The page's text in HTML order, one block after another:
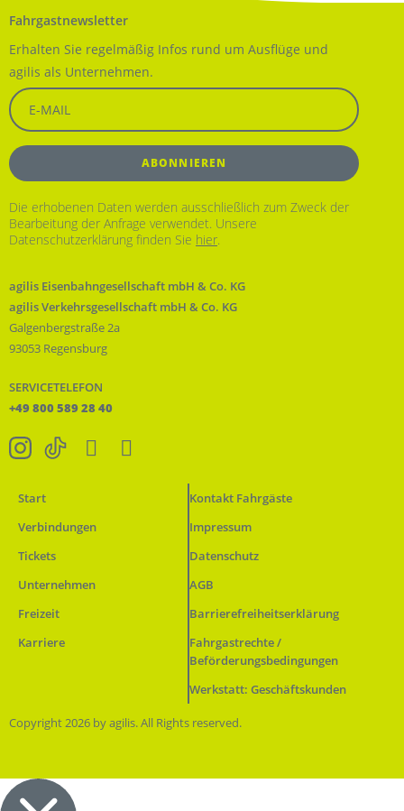
agilis Eisenbahngesellschaft mbH & Co. KG
agilis Verkehrsgesellschaft mbH & Co. KG
Galgenbergstraße 2a
93053 Regensburg
SERVICETELEFON
+49 800 589 28 40
Start
Verbindungen
Tickets
Unternehmen
Freizeit
Karriere
Kontakt Fahrgäste
Impressum
Datenschutz
AGB
Barrierefreiheitserklärung
Fahrgastrechte /
Beförderungsbedingungen
Werkstatt: Geschäftskunden
Fahrgastnewsletter
Erhalten Sie regelmäßig Infos rund um Ausflüge und
agilis als Unternehmen.
Die erhobenen Daten werden ausschließlich zum Zweck der
Bearbeitung der Anfrage verwendet. Unsere
Datenschutzerklärung finden Sie hier.
Copyright 2026 by agilis. All Rights reserved.